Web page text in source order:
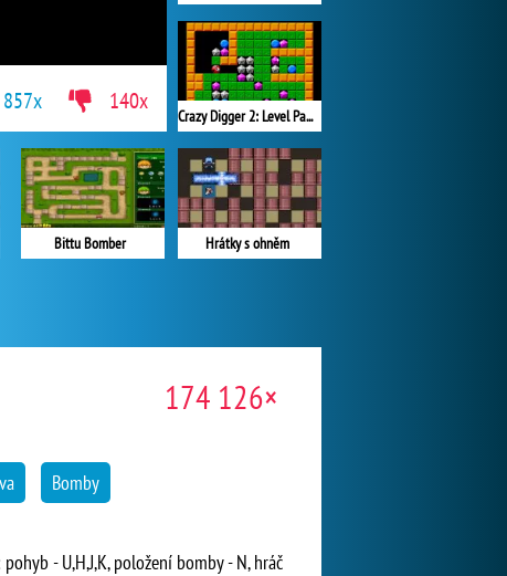
Crazy Digger 2: Level Pack
Hrátky s ohněm
Bittu Bomber
857x 140x
174 126×
Bomby
- U,H,J,K, položení bomby - N, hráč